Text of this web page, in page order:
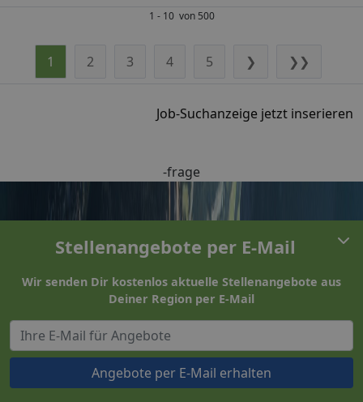
1 - 10 von 500
1 2 3 4 5 ❯ ❯❯
Job-Suchanzeige jetzt inserieren
-frage
Stellenangebote per E-Mail
Wir senden Dir kostenlos aktuelle Stellenangebote aus
Deiner Region per E-Mail
Angebote per E-Mail erhalten